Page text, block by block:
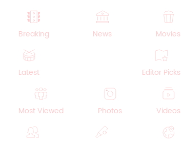
Breaking News Movies
Latest Editor Picks
Most Viewed Photos Videos